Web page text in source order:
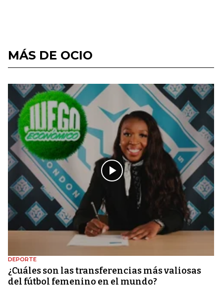
MÁS DE OCIO
DEPORTE
¿Cuáles son las transferencias más valiosas
del fútbol femenino en el mundo?